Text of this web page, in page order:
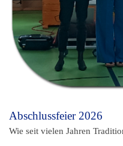
Abschlussfeier 2026
Wie seit vielen Jahren